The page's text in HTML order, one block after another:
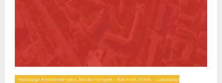
Hatósági hirdetmények, közlemények • Kiemelt hírek • Lakossági